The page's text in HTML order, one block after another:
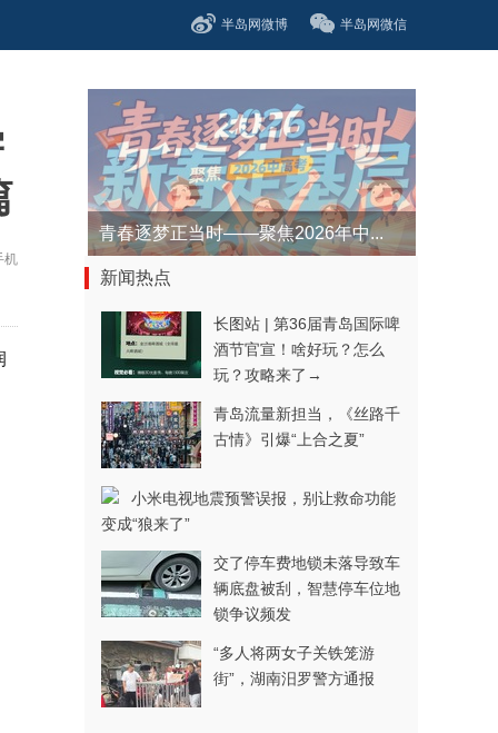
半岛网微博 半岛网微信
机
青春逐梦正当时——聚焦2026年中...
新闻热点
长图站 | 第36届青岛国际啤
酒节官宣！啥好玩？怎么
玩？攻略来了→
青岛流量新担当，《丝路千
古情》引爆“上合之夏”
小米电视地震预警误报，别让救命功能
变成“狼来了”
交了停车费地锁未落导致车
辆底盘被刮，智慧停车位地
锁争议频发
“多人将两女子关铁笼游
街”，湖南汨罗警方通报